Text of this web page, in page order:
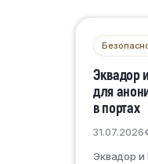
Эквадор
для
в портах
31.07.2026
Эквадор и